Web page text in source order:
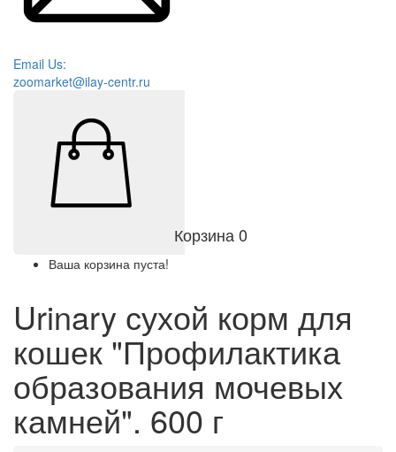
Email Us:
zoomarket@ilay-centr.ru
Корзина0
Ваша корзина пуста!
Urinary сухой корм для
кошек "Профилактика
образования мочевых
камней". 600 г